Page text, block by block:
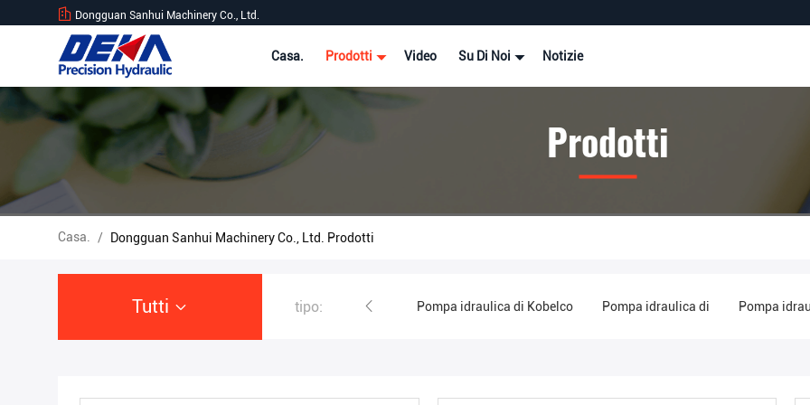
Dongguan Sanhui Machinery Co., Ltd.
Casa. Prodotti Video Su Di Noi Notizie
Prodotti
Casa. / Dongguan Sanhui Machinery Co., Ltd. Prodotti
Tutti tipo:
Escavatore Hydraulic Pump Pompa idraulica di Kobelco Pompa idraulica di Pompa